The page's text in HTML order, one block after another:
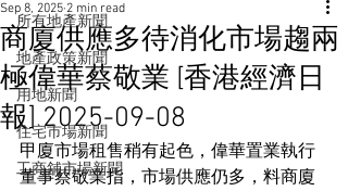
所有地產新聞
地產政策新聞
用地新聞
住宅市場新聞
工商舖市場新聞
商廈供應多待消化市場趨兩
極偉華蔡敬業 [香港經濟日
報] 2025-09-08
Sep 8, 2025 2 min read
甲廈市場租售稍有起色，偉華置業執行
董事蔡敬業指，市場供應仍多，料商廈